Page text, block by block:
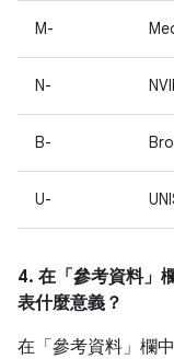
M-
N-
B-
U-
4. 在「參考資料」
表什麼意義？
在「參考資料」欄中